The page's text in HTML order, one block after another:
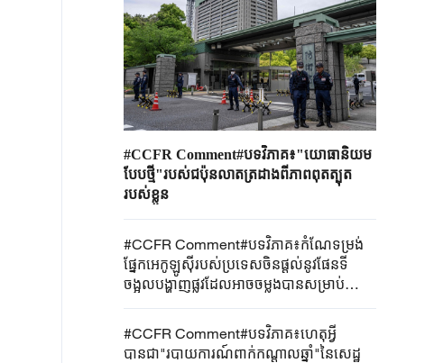
#CCFR Comment#បទវិភាគ៖"យោធានិយម
បែបថ្មី"របស់ជប៉ុនលាតត្រដាងពីភាពពុតត្បុត
របស់ខ្លួន
#CCFR Comment#បទវិភាគ៖កំណែទម្រង់
ផ្នែកអេកូឡូស៊ីរបស់ប្រទេសចិនផ្តល់នូវផែនទី
ចង្អុលបង្ហាញផ្លូវដែលអាចចម្លងបានសម្រាប់
ប្រទេសកំពុងអភិវឌ្ឍន៍
#CCFR Comment#បទវិភាគ៖ហេតុអ្វី
បានជា"របាយការណ៍ពាក់កណ្តាលឆ្នាំ"នៃសេដ្ឋ